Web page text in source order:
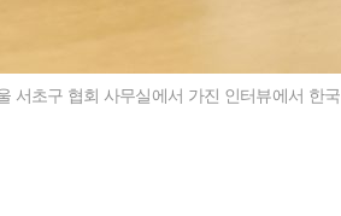
서초구 협회 사무실에서 가진 인터뷰에서 한